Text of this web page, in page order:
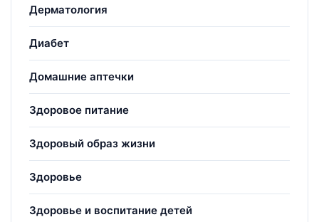
Дерматология
Диабет
Домашние аптечки
Здоровое питание
Здоровый образ жизни
Здоровье
Здоровье и воспитание детей